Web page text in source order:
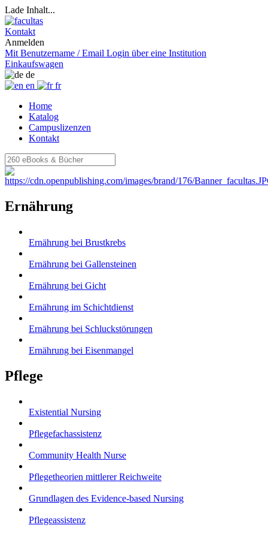
Lade Inhalt...
Kontakt
Anmelden
Mit Benutzername / Email Login über eine Institution
Einkaufswagen
de
en
fr
Home
Katalog
Campuslizenzen
Kontakt
Ernährung
Ernährung bei Brustkrebs
Ernährung bei Gallensteinen
Ernährung bei Gicht
Ernährung im Schichtdienst
Ernährung bei Schluckstörungen
Ernährung bei Eisenmangel
Pflege
Existential Nursing
Pflegefachassistenz
Community Health Nurse
Pflegetheorien mittlerer Reichweite
Grundlagen des Evidence-based Nursing
Pflegeassistenz